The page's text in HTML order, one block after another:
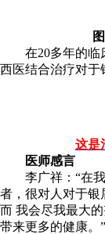
在20多年的临床
西医结合治疗对于
这是
医师感言
李广祥：“在我
者，很对人对于银
而 我会尽我最大
带来更多的健康。”